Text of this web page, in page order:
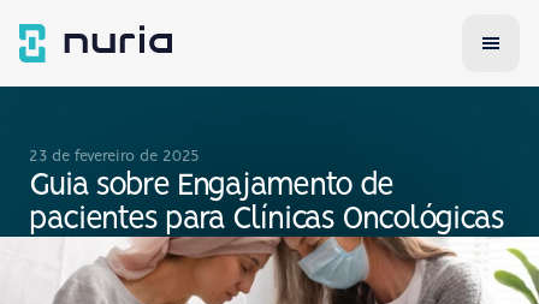
23 de fevereiro de 2025
Guia sobre Engajamento de
pacientes para Clínicas Oncológicas